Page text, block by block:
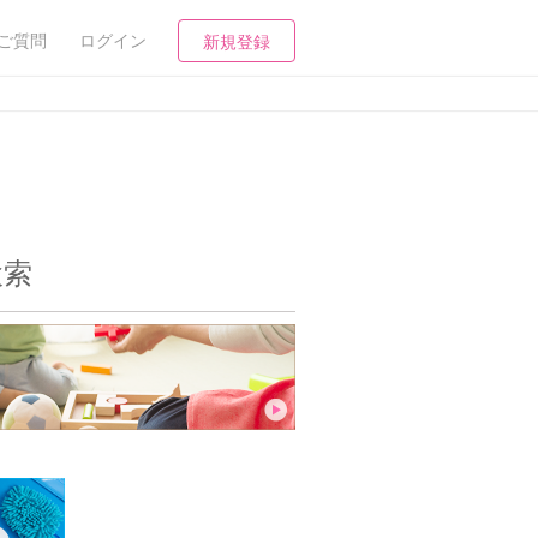
質問 ログイン 新規登録